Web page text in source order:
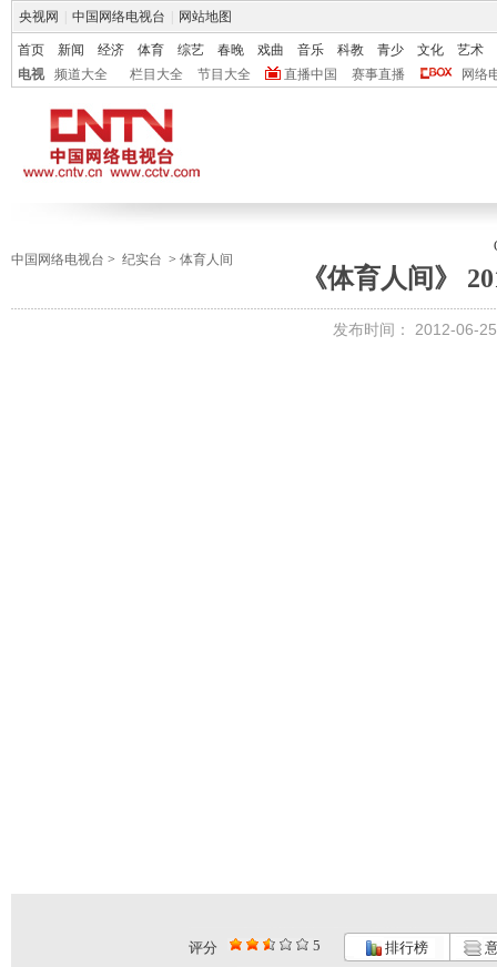
央视网 中国网络电视台 网站地图
首页 新闻 经济 体育 综艺 春晚 戏曲 音乐 科教 青少 文化
艺术
电视
频道大全 栏目大全 节目大全 直播中国 赛事直播 网络
中国网络电视台 > 纪实台 > 体育人间
《体育人间》
发布时间： 2012-06-
评分 5 排行榜